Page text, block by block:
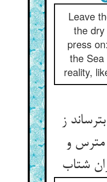
Leave
the
press
the
reality,
ز
و
شتاب‏